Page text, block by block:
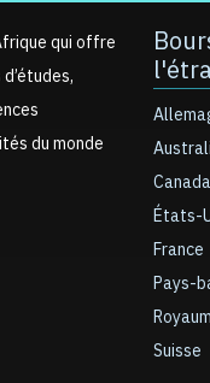
qui offre
du monde
Canada
États-
France
Pays-
Suisse